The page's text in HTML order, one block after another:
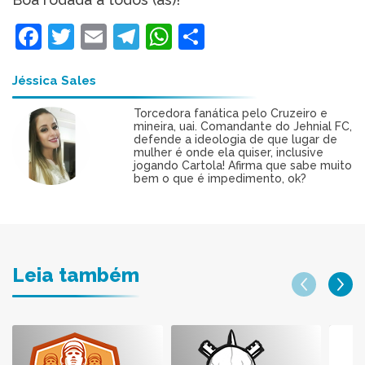
Facebook
Twitter
EmailTelegram
WhatsApp
Jéssica Sales
Torcedora fanática pelo Cruzeiro e
mineira, uai. Comandante do Jehnial FC,
defende a ideologia de que lugar de
mulher é onde ela quiser, inclusive
jogando Cartola! Afirma que sabe muito
bem o que é impedimento, ok?
Leia também